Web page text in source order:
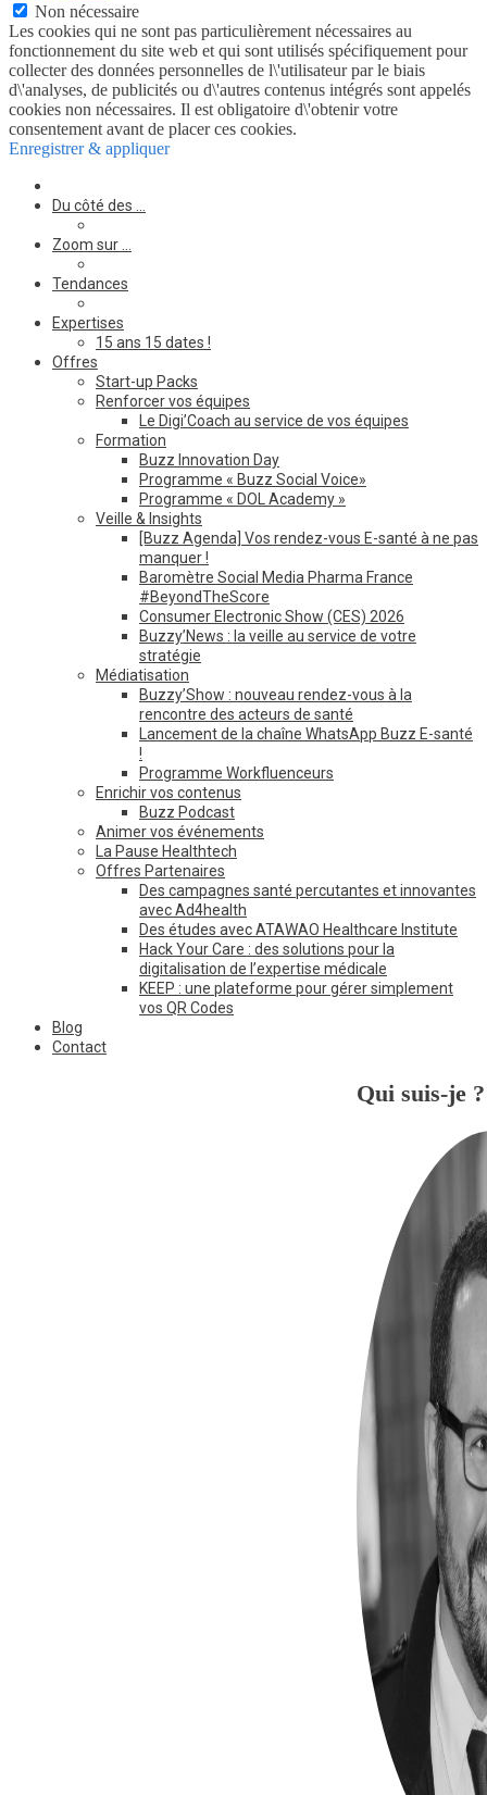
Non nécessaire
Les cookies qui ne sont pas particulièrement nécessaires au
fonctionnement du site web et qui sont utilisés spécifiquement pour
collecter des données personnelles de l\'utilisateur par le biais
d\'analyses, de publicités ou d\'autres contenus intégrés sont appelés
cookies non nécessaires. Il est obligatoire d\'obtenir votre
consentement avant de placer ces cookies.
Enregistrer & appliquer
Du côté des …
Zoom sur …
Tendances
Expertises
15 ans 15 dates !
Offres
Start-up Packs
Renforcer vos équipes
Le Digi’Coach au service de vos équipes
Formation
Buzz Innovation Day
Programme « Buzz Social Voice»
Programme « DOL Academy »
Veille & Insights
[Buzz Agenda] Vos rendez-vous E-santé à ne pas
manquer !
Baromètre Social Media Pharma France
#BeyondTheScore
Consumer Electronic Show (CES) 2026
Buzzy’News : la veille au service de votre
stratégie
Médiatisation
Buzzy’Show : nouveau rendez-vous à la
rencontre des acteurs de santé
Lancement de la chaîne WhatsApp Buzz E-santé
!
Programme Workfluenceurs
Enrichir vos contenus
Buzz Podcast
Animer vos événements
La Pause Healthtech
Offres Partenaires
Des campagnes santé percutantes et innovantes
avec Ad4health
Des études avec ATAWAO Healthcare Institute
Hack Your Care : des solutions pour la
digitalisation de l’expertise médicale
KEEP : une plateforme pour gérer simplement
vos QR Codes
Blog
Contact
Qui suis-je ?